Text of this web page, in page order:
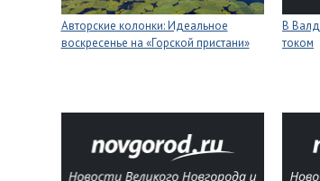
Авторские колонки: Идеальное
воскресенье на «Горской пристани»
В
током